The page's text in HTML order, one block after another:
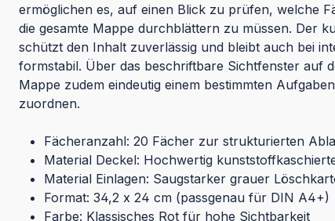
ermöglichen es, auf einen Blick zu prüfen, welche
die gesamte Mappe durchblättern zu müssen. Der
schützt den Inhalt zuverlässig und bleibt auch bei
formstabil. Über das beschriftbare Sichtfenster auf
Mappe zudem eindeutig einem bestimmten
zuordnen.
Fächeranzahl: 20 Fächer zur strukturierten
Material Deckel: Hochwertig
Material Einlagen: Saugstarker grauer
Format: 34,2 x 24 cm (passgenau für DIN A4+)
Farbe: Klassisches Rot für hohe Sichtbarkeit